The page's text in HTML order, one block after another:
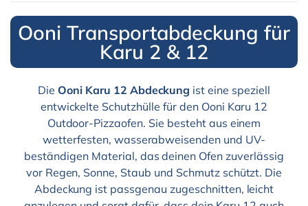
Ooni Transportabdeckung für
Karu 2 & 12
Die Ooni Karu 12 Abdeckung ist eine speziell
entwickelte Schutzhülle für den Ooni Karu 12
Outdoor-Pizzaofen. Sie besteht aus einem
wetterfesten, wasserabweisenden und UV-
beständigen Material, das deinen Ofen zuverlässig
vor Regen, Sonne, Staub und Schmutz schützt. Die
Abdeckung ist passgenau zugeschnitten, leicht